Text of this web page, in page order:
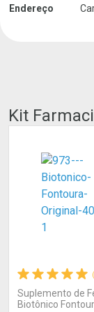
Endereço
Kit
Suplemento de
Biotônico